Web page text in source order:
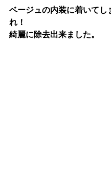
ベージュの内装に着いてし
れ！
綺麗に除去出来ました。